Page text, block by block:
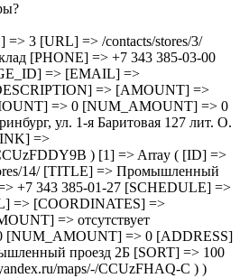
3 [URL] => /contacts/stores/3/
[PHONE] => +7 343 385-03-00
=> [EMAIL] =>
=> [AMOUNT] =>
=> 0 [NUM_AMOUNT] => 0
ул. 1-я Баритовая 127 лит. О.
=>
) [1] => Array ( [ID] =>
14/ [TITLE] => Промышленный
+7 343 385-01-27 [SCHEDULE] =>
=> [COORDINATES] =>
=> отсутствует
[NUM_AMOUNT] => 0 [ADDRESS]
проезд 2Б [SORT] => 100
maps/-/CCUzFHAQ-C ) )